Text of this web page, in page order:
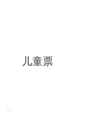
儿童票